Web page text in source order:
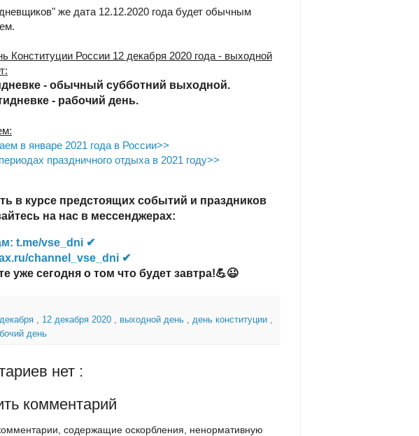
же дата 12.12.2020 года будет обычным
Конституции России 12 декабря 2020 года - выходной
- обычный субботний выходной.
- рабочий день.
в январе 2021 года в России>>
праздничного отдыха в 2021 году>>
в курсе предстоящих событий и праздников
на нас в мессенджерах:
t.me/vse_dni ✔
channel_vse_dni ✔
уже сегодня о том что будет завтра!💪😉
12 декабря 2020 выходной день день конституции
день
нет :
комментарий
содержащие оскорбления, ненормативную